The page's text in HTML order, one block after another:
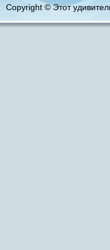
Copyright © Этот